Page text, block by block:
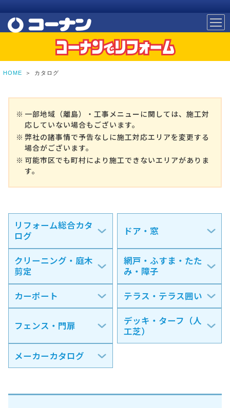
HOME ＞ カタログ
一部地域（離島）・工事メニューに関しては、施工対
応していない場合もございます。
弊社の諸事情で予告なしに施工対応エリアを変更する
場合がございます。
可能市区でも町村により施工できないエリアがありま
す。
リフォーム総合カタ
ログ
ドア・窓
クリーニング・庭木
剪定
網戸・ふすま・たた
み・障子
カーポート
テラス・テラス囲い
フェンス・門扉
デッキ・ターフ（人
工芝）
メーカーカタログ